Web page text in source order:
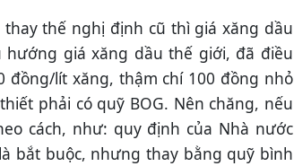
thế nghị định cũ thì giá xăng dầu
giá xăng dầu thế giới, đã điều
đồng/lít xăng, thậm chí 100 đồng nhỏ
phải có quỹ BOG. Nên chăng, nếu
cách, như: quy định của Nhà nước
bắt buộc, nhưng thay bằng quỹ bình